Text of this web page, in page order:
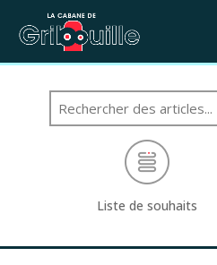
Liste de souhaits